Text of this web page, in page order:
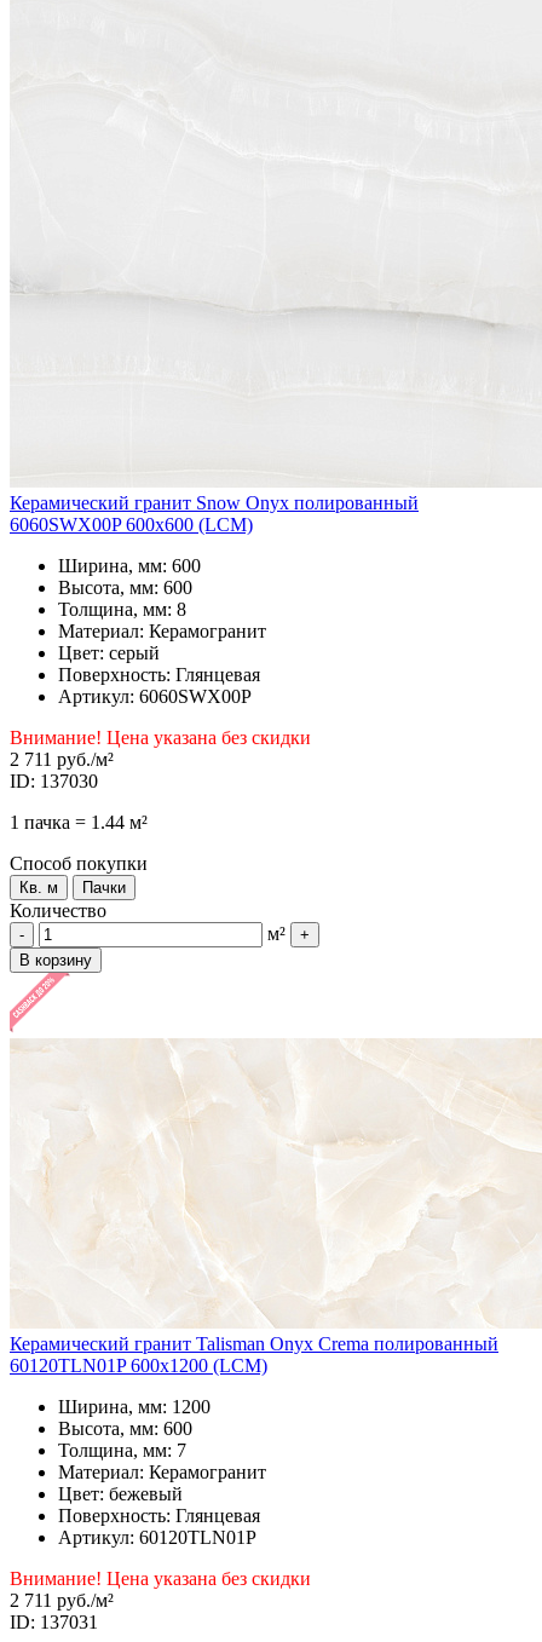
Керамический гранит Snow Onyx полированный
6060SWX00P 600x600 (LCM)
Ширина, мм: 600
Высота, мм: 600
Толщина, мм: 8
Материал: Керамогранит
Цвет: серый
Поверхность: Глянцевая
Артикул: 6060SWX00P
Внимание! Цена указана без скидки
2 711 руб./м²
ID: 137030
1 пачка = 1.44 м²
Способ покупки
Кв. м Пачки
Количество
- м²
+
В корзину
Керамический гранит Talisman Onyx Crema полированный
60120TLN01P 600x1200 (LCM)
Ширина, мм: 1200
Высота, мм: 600
Толщина, мм: 7
Материал: Керамогранит
Цвет: бежевый
Поверхность: Глянцевая
Артикул: 60120TLN01P
Внимание! Цена указана без скидки
2 711 руб./м²
ID: 137031